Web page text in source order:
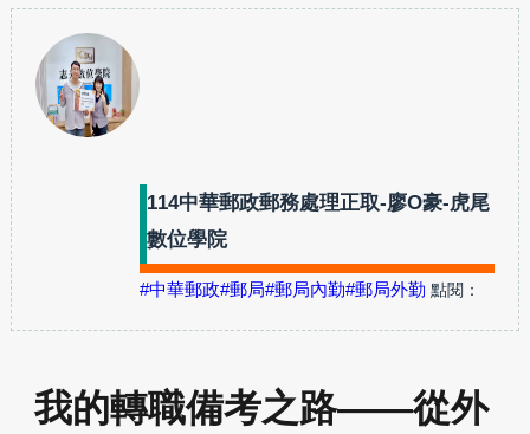
114中華郵政郵務處理正取-廖O豪-虎尾
數位學院
#中華郵政#郵局#郵局內勤#郵局外勤 點閱：
我的轉職備考之路——從外